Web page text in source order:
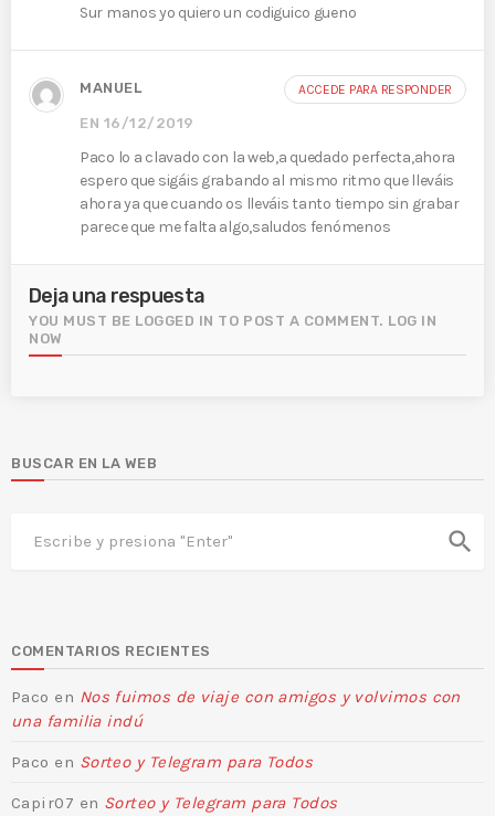
Sur manos yo quiero un codiguico gueno
MANUEL
EN 16/12/2019
Paco lo a clavado con la web,a quedado perfecta,ahora
espero que sigáis grabando al mismo ritmo que lleváis
ahora ya que cuando os lleváis tanto tiempo sin grabar
parece que me falta algo,saludos fenómenos
ACCEDE PARA RESPONDER
Deja una respuesta
YOU MUST BE LOGGED IN TO POST A COMMENT. LOG IN
NOW
BUSCAR EN LA WEB
search
COMENTARIOS RECIENTES
Paco en Nos fuimos de viaje con amigos y volvimos con
una familia indú
Paco en Sorteo y Telegram para Todos
Capir07 en Sorteo y Telegram para Todos